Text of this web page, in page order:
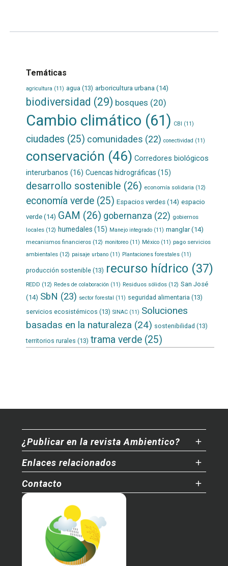
Temáticas
agricultura (11) agua (13) arboricultura urbana(14)
biodiversidad (29) bosques (20)
Cambio climático (61) CBI (11)
ciudades (25) comunidades (22) conectividad (11)
conservación (46) Corredores biológicos
interurbanos (16) Cuencas hidrográficas (15)
desarrollo sostenible (26) economía solidaria (12)
economía verde(25) Espacios verdes(14) espacio
verde(14) GAM (26) gobernanza (22) gobiernos
locales(12) humedales (15) Manejo integrado(11) manglar(14)
mecanismos financieros(12) monitoreo(11) México(11) pago servicios
ambientales(12) paisaje urbano(11) Plantaciones forestales(11)
producción sostenible(13) recurso hídrico(37)
REDD (12) Redes de colaboración (11) Residuos sólidos(12) San José
(14) SbN (23) sector forestal (11) seguridad alimentaria (13)
servicios ecosistémicos (13) SINAC(11) Soluciones
basadas en la naturaleza (24) sostenibilidad (13)
territorios rurales (13) trama verde(25)
¿Publicar en la revista Ambientico?
Enlaces relacionados
Contacto